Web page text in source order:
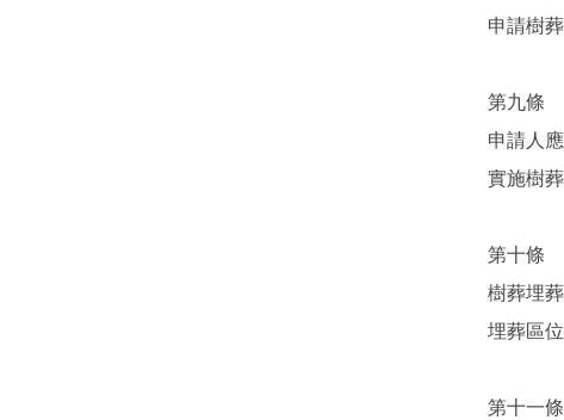
申請樹
第九條
申請人
實施樹
第十條
樹葬埋
埋葬區
第十一條